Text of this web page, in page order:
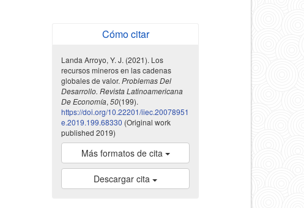
Cómo citar
Landa Arroyo, Y. J. (2021). Los
recursos mineros en las cadenas
globales de valor. Problemas Del
Desarrollo. Revista Latinoamericana
De Economía, 50(199).
https://doi.org/10.22201/iiec.20078951
e.2019.199.68330 (Original work
published 2019)
Más formatos de cita
Descargar cita